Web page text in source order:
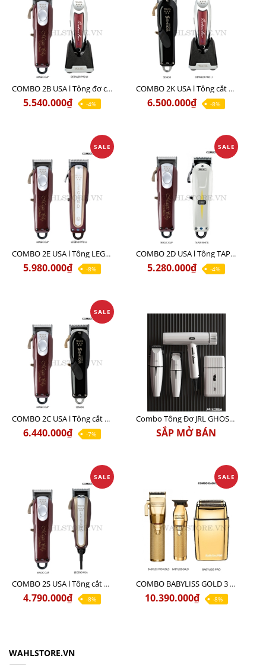
COMBO 2B USA l Tông đơ cắt Magic clip Red + Tông đơ viền Detailer Pro Li
5.540.000₫ -4%
COMBO 2K USA l Tông cắt SENIOR +Tông viền DETAILER PRO LI
6.500.000₫ -8%
SALE
COMBO 2E USA l Tông LEGEND PRO LI + Tông MAGIC CLIP
5.980.000₫ -8%
SALE
COMBO 2D USA l Tông TAPER WHITE + Tông MAGIC CLIP
5.280.000₫ -4%
SALE
COMBO 2C USA l Tông cắt Senior + Tông cắt Magic clip
6.440.000₫ -7%
Combo Tông Đơ JRL GHOST 3 Limited Edition Chính Hãng USA
SẮP MỞ BÁN
SALE
COMBO 2S USA l Tông cắt LEGEND USA CÓ DÂY 220V + Tông pin MAGIC CLIP
4.790.000₫ -8%
SALE
COMBO BABYLISS GOLD 3 cao cấp chính hãng
10.390.000₫ -8%
WAHLSTORE.VN